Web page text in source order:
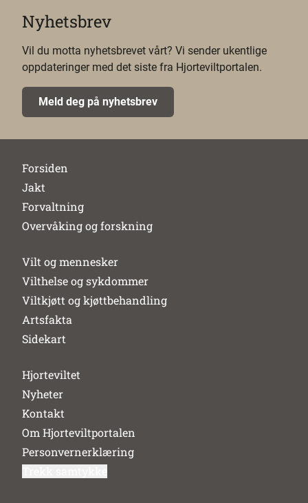
Nyhetsbrev
Vil du motta nyhetsbrevet vårt? Vi sender ukentlige
oppdateringer med det siste fra Hjorteviltportalen.
Meld deg på nyhetsbrev
Forsiden
Jakt
Forvaltning
Overvåking og forskning
Vilt og mennesker
Vilthelse og sykdommer
Viltkjøtt og kjøttbehandling
Artsfakta
Sidekart
Hjorteviltet
Nyheter
Kontakt
Om Hjorteviltportalen
Personvernerklæring